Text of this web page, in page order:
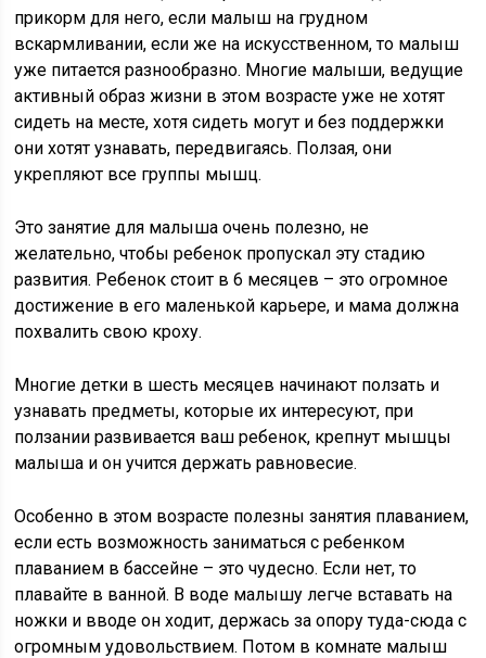
прикорм для него, если малыш на грудном
вскармливании, если же на искусственном, то малыш
уже питается разнообразно. Многие малыши, ведущие
активный образ жизни в этом возрасте уже не хотят
сидеть на месте, хотя сидеть могут и без поддержки
они хотят узнавать, передвигаясь. Ползая, они
укрепляют все группы мышц.
Это занятие для малыша очень полезно, не
желательно, чтобы ребенок пропускал эту стадию
развития. Ребенок стоит в 6 месяцев – это огромное
достижение в его маленькой карьере, и мама должна
похвалить свою кроху.
Многие детки в шесть месяцев начинают ползать и
узнавать предметы, которые их интересуют, при
ползании развивается ваш ребенок, крепнут мышцы
малыша и он учится держать равновесие.
Особенно в этом возрасте полезны занятия плаванием,
если есть возможность заниматься с ребенком
плаванием в бассейне – это чудесно. Если нет, то
плавайте в ванной. В воде малышу легче вставать на
ножки и вводе он ходит, держась за опору туда-сюда с
огромным удовольствием. Потом в комнате малыш